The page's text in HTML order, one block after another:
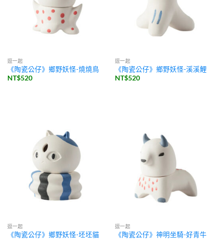
逗一起
《陶瓷公仔》鄉野妖怪-燒燒鳥
NT$520
逗一起
《陶瓷公仔》鄉野妖怪-溪溪鯉
NT$520
逗一起
《陶瓷公仔》鄉野妖怪-坯坯貓
逗一起
《陶瓷公仔》神明坐騎-好青牛